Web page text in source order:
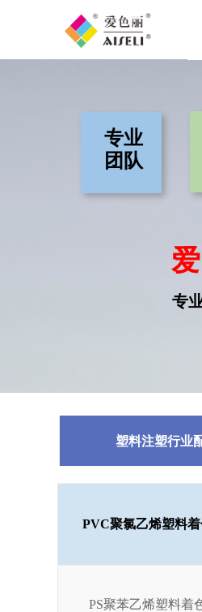
塑料注塑行业
PVC聚氯乙烯塑料
PS聚苯乙烯塑料着
专业
团队
专